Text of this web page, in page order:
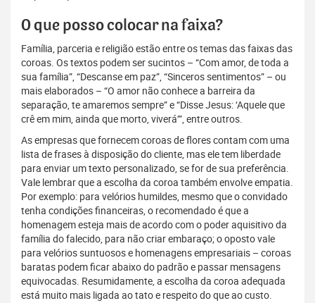
O que posso colocar na faixa?
Família, parceria e religião estão entre os temas das faixas das
coroas. Os textos podem ser sucintos – “Com amor, de toda a
sua família”, “Descanse em paz”, “Sinceros sentimentos” – ou
mais elaborados – “O amor não conhece a barreira da
separação, te amaremos sempre” e “Disse Jesus: ‘Aquele que
crê em mim, ainda que morto, viverá’”, entre outros.
As empresas que fornecem coroas de flores contam com uma
lista de frases à disposição do cliente, mas ele tem liberdade
para enviar um texto personalizado, se for de sua preferência.
Vale lembrar que a escolha da coroa também envolve empatia.
Por exemplo: para velórios humildes, mesmo que o convidado
tenha condições financeiras, o recomendado é que a
homenagem esteja mais de acordo com o poder aquisitivo da
família do falecido, para não criar embaraço; o oposto vale
para velórios suntuosos e homenagens empresariais – coroas
baratas podem ficar abaixo do padrão e passar mensagens
equivocadas. Resumidamente, a escolha da coroa adequada
está muito mais ligada ao tato e respeito do que ao custo.